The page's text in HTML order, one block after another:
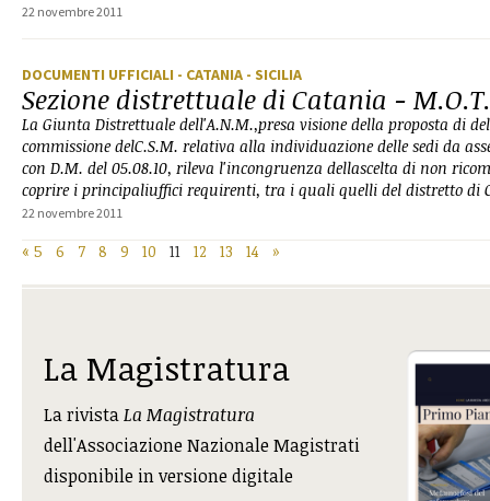
22 novembre 2011
DOCUMENTI UFFICIALI - CATANIA - SICILIA
Sezione distrettuale di Catania -
La Giunta Distrettuale dell'A.N.M.,presa visione della proposta di
commissione delC.S.M. relativa alla individuazione delle sedi da
con D.M. del 05.08.10, rileva l'incongruenza dellascelta di non
coprire i principaliuffici requirenti, tra i quali quelli del distretto di
22 novembre 2011
« 5 6 7 8 9 10 11 12 13 14 »
La Magistratura
La rivistaLa Magistratura
dell'Associazione Nazionale Magistrati
disponibile in versione digitale